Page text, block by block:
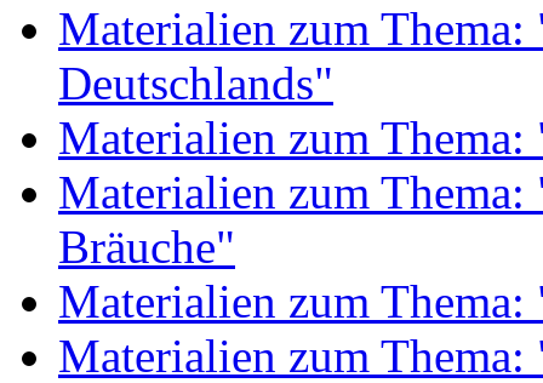
Materialien zum Thema:
Deutschlands"
Materialien zum
Materialien zum
Bräuche"
Materialien zum Thema:
Materialien zum